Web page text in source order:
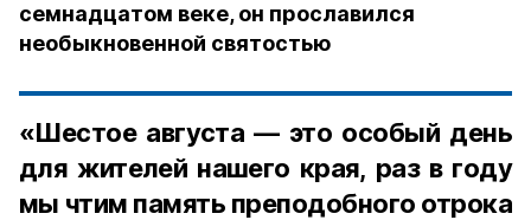
семнадцатом веке, он прославился
необыкновенной святостью
«Шестое августа — это особый день
для жителей нашего края, раз в году
мы чтим память преподобного отрока